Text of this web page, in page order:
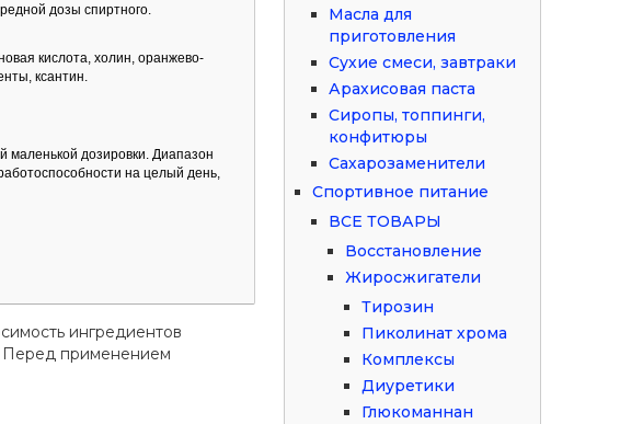
дозы спиртного.
кислота, холин, оранжево-
ксантин.
маленькой дозировки. Диапазон
на целый день,
ингредиентов
Перед применением
Масла для
приготовления
Сухие смеси, завтраки
Арахисовая паста
Сиропы, топпинги,
конфитюры
Сахарозаменители
Спортивное питание
ВСЕ ТОВАРЫ
Восстановление
Жиросжигатели
Тирозин
Пиколинат хрома
Комплексы
Диуретики
Глюкоманнан